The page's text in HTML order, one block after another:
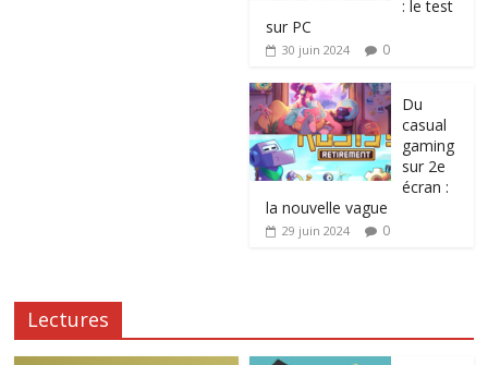
: le test
sur PC
30 juin 2024 0
Du
casual
gaming
sur 2e
écran :
la nouvelle vague
29 juin 2024 0
Lectures